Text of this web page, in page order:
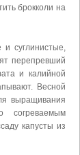
брокколи на
суглинистые,
перепревший
и калийной
Весной
выращивания
капусты из